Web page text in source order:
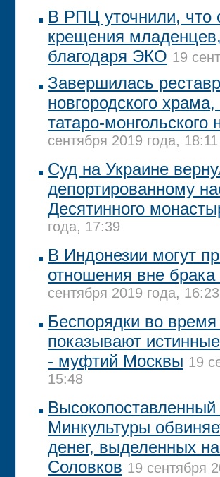
В РПЦ уточнили, что
крещения
благодаря ЭКО 19
Завершилась
новгородского
татаро-монгольского
сентября 2019 года, 18:11
Суд на Украине
депортированному
Десятинного
года, 17:39
В Индонезии могут
отношения вне
сентября 2019 года, 16:23
Беспорядки во время
показывают
- муфтий Москвы 19
15:48
Высокопоставленный
Минкультуры
денег, выделенных
Соловков 19 сентября